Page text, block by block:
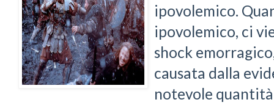
ipovolemico.
ipovolemico, ci
shock
causata dalla
notevole